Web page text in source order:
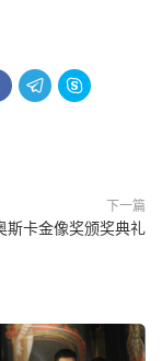
 
下一篇
斯卡金像奖颁奖典礼